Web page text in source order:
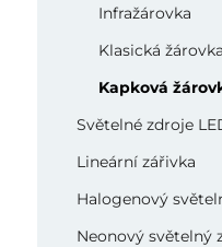
Infražárovka
Klasická žárovka
Kapková
Světelné zdroje
Lineární zářivka
Halogenový
Neonový světelný